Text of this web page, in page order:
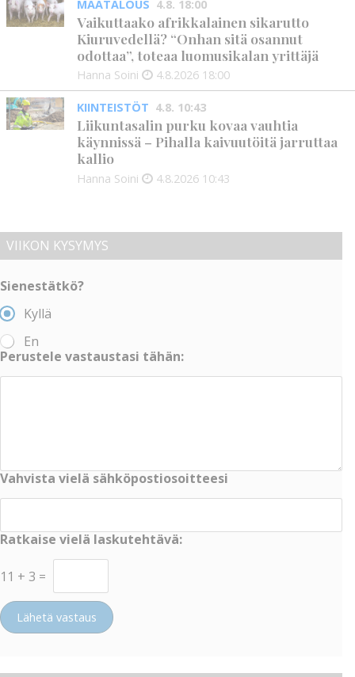
MAATALOUS 4.8. 18:00
Vaikuttaako afrikkalainen sikarutto
Kiuruvedellä? “Onhan sitä osannut
odottaa”, toteaa luomusikalan yrittäjä
Hanna Soini 4.8.2026 18:00
KIINTEISTÖT 4.8. 10:43
Liikuntasalin purku kovaa vauhtia
käynnissä – Pihalla kaivuutöitä jarruttaa
kallio
Hanna Soini 4.8.2026 10:43
VIIKON KYSYMYS
Sienestätkö?
Kyllä
En
Perustele vastaustasi tähän:
Vahvista vielä sähköpostiosoitteesi
Ratkaise vielä laskutehtävä:
11 + 3 =
Lähetä vastaus